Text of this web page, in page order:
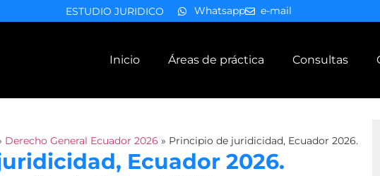
ESTUDIO JURIDICO Whatsapp e-mail
Inicio Áreas de práctica Consultas
Derecho General Ecuador 2026 » Principio de juridicidad, Ecuador 2026.
Ecuador 2026.